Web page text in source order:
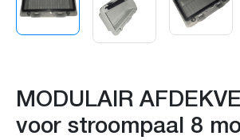
MODULAIR
voor stroompaal 8